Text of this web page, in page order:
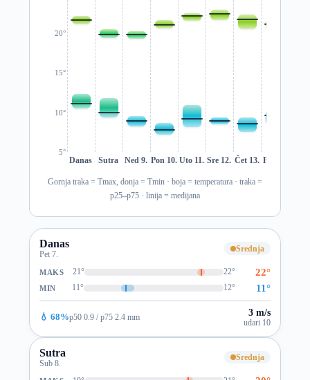
5°
10°
15°
20°
Danas Sutra Ned 9. Pon 10. Uto 11. Sre 12. Čet 13. Pet 14.
Gornja traka = Tmax, donja = Tmin · boja = temperatura · traka =
p25–p75 · linija = medijana
Danas
Pet 7.
Srednja
MAKS 21° 22° 22°
MIN 11° 12° 11°
💧 68%p50 0.9 / p75 2.4 mm 3 m/s
udari 10
Sutra
Sub 8.
Srednja